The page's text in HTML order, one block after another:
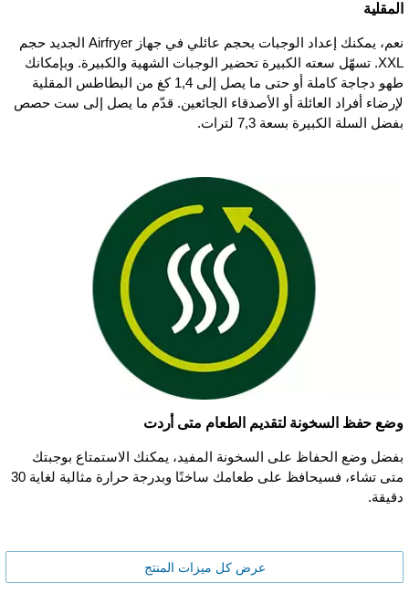
المقلية
نعم، يمكنك إعداد الوجبات بحجم عائلي في جهاز Airfryer الجديد حجم
XXL. تسهّل سعته الكبيرة تحضير الوجبات الشهية والكبيرة. وبإمكانك
طهو دجاجة كاملة أو حتى ما يصل إلى 1,4 كغ من البطاطس المقلية
لإرضاء أفراد العائلة أو الأصدقاء الجائعين. قدّم ما يصل إلى ست حصص
بفضل السلة الكبيرة بسعة 7,3 لترات.
وضع حفظ السخونة لتقديم الطعام متى أردت
بفضل وضع الحفاظ على السخونة المفيد، يمكنك الاستمتاع بوجبتك
متى تشاء، فسيحافظ على طعامك ساخنًا وبدرجة حرارة مثالية لغاية 30
دقيقة.
عرض كل ميزات المنتج